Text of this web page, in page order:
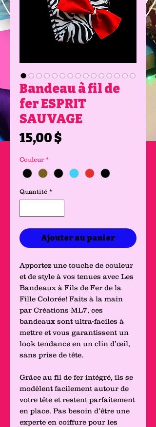
Bandeau à fil de
fer ESPRIT
SAUVAGE
15,00 $
Couleur *
Quantité *
Ajouter au panier
Apportez une touche de couleur
et de style à vos tenues avec Les
Bandeaux à Fils de Fer de la
Fille Colorée! Faits à la main
par Créations ML7, ces
bandeaux sont ultra-faciles à
mettre et vous garantissent un
look tendance en un clin d’œil,
sans prise de tête.
Grâce au fil de fer intégré, ils se
modèlent facilement autour de
votre tête et restent parfaitement
en place. Pas besoin d’être une
experte en coiffure pour les